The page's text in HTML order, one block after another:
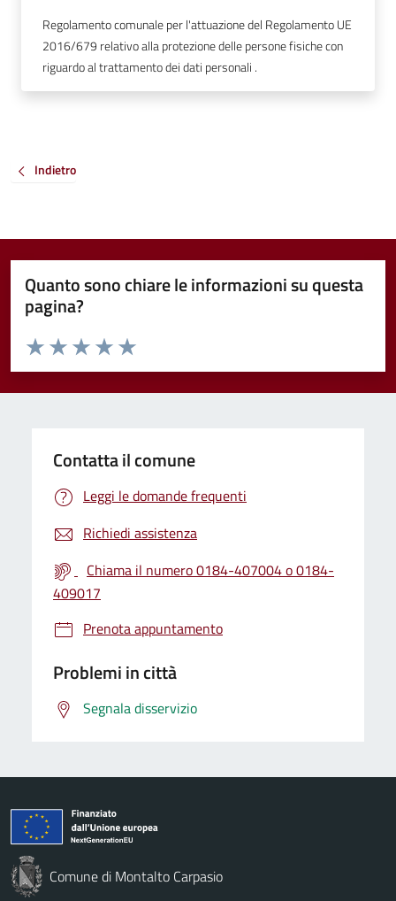
Regolamento comunale per l'attuazione del Regolamento UE
2016/679 relativo alla protezione delle persone fisiche con
riguardo al trattamento dei dati personali .
Indietro
Quanto sono chiare le informazioni su questa
pagina?
Valuta da 1 a 5 stelle la pagina
Valuta 5 stelle su 5
Valuta 4 stelle su 5
Valuta 3 stelle su 5
Valuta 2 stelle su 5
Valuta 1 stelle su 5
Contatta il comune
Leggi le domande frequenti
Richiedi assistenza
Chiama il numero 0184-407004 o 0184-
409017
Prenota appuntamento
Problemi in città
Segnala disservizio
Comune di Montalto Carpasio